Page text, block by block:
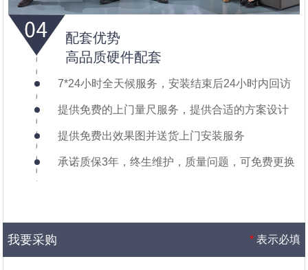
配套优势
高品质硬件配套
7*24小时全天候服务，安装结束后24小时内回访
提供免费的上门量尺服务，提供合适的方案设计
提供免费出效果图并送货上门安装服务
承诺质保3年，终生维护，质量问题，可免费更换
我要采购 * 表示必填